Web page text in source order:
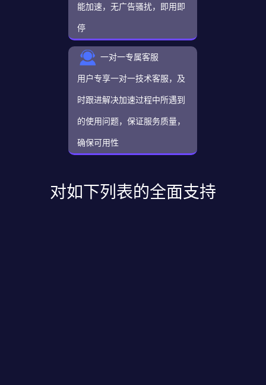
能加速，无广告骚扰，即用即
停
一对一专属客服
用户专享一对一技术客服，及
时跟进解决加速过程中所遇到
的使用问题，保证服务质量，
确保可用性
对如下列表的全面支持